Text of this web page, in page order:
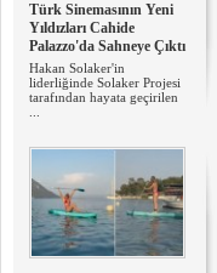
Türk Sinemasının Yeni
Yıldızları Cahide
Palazzo'da Sahneye Çıktı
Hakan Solaker'in
liderliğinde Solaker Projesi
tarafından hayata geçirilen